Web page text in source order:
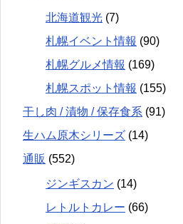
北海道観光 (7)
札幌イベント情報 (90)
札幌グルメ情報 (169)
札幌スポット情報 (155)
干し肉 / 漬物 / 保存食系 (91)
生ハム原木シリーズ (14)
通販 (552)
ジンギスカン (14)
レトルトカレー (66)